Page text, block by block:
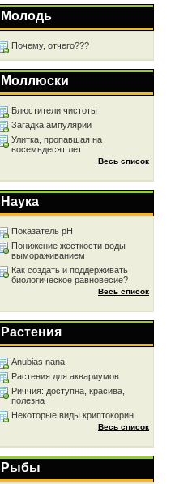
Молодь
Почему, отчего???
Моллюски
Блюстители чистоты
Загадка ампулярии
Улитка, пропавшая на
восемьдесят лет
Весь список
Наука
Показатель рН
Понижение жесткоcти воды
вымораживанием
Как создать и поддерживать
биологическое равновесие?
Весь список
Растения
Anubias nana
Растения для аквариумов
Риччия: доступна, красива,
полезна
Некоторые виды криптокорин
Весь список
Рыбы